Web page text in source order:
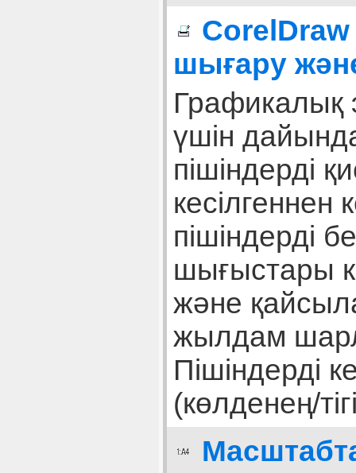
шығару
Графикалық
үшін
пішіндерді
кесілгеннен
пішіндерді
шығыстары
және
жылдам
Пішіндерді
(көлденең/